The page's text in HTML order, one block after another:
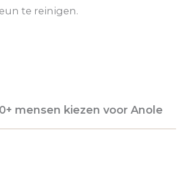
te reinigen.
mensen kiezen voor Anole